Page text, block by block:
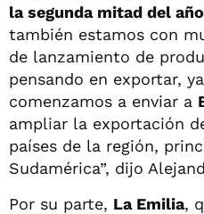
la segunda mitad del año
también estamos con
de lanzamiento de
pensando en exportar,
comenzamos a enviar a
ampliar la exportación
países de la región,
Sudamérica”, dijo
Por su parte, La Emilia,